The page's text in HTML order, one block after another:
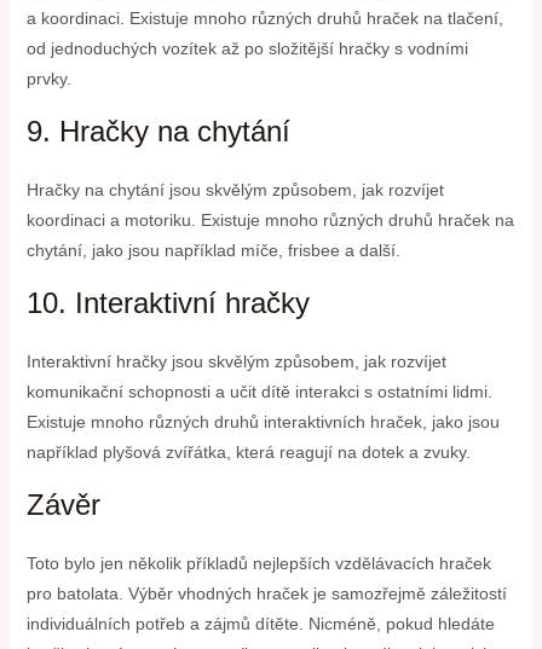
a koordinaci. Existuje mnoho různých druhů hraček na tlačení,
od jednoduchých vozítek až po složitější hračky s vodními
prvky.
9. Hračky na chytání
Hračky na chytání jsou skvělým způsobem, jak rozvíjet
koordinaci a motoriku. Existuje mnoho různých druhů hraček na
chytání, jako jsou například míče, frisbee a další.
10. Interaktivní hračky
Interaktivní hračky jsou skvělým způsobem, jak rozvíjet
komunikační schopnosti a učit dítě interakci s ostatními lidmi.
Existuje mnoho různých druhů interaktivních hraček, jako jsou
například plyšová zvířátka, která reagují na dotek a zvuky.
Závěr
Toto bylo jen několik příkladů nejlepších vzdělávacích hraček
pro batolata. Výběr vhodných hraček je samozřejmě záležitostí
individuálních potřeb a zájmů dítěte. Nicméně, pokud hledáte